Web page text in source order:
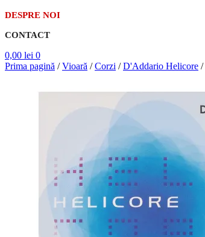
DESPRE NOI
CONTACT
0,00 lei 0
Prima pagină /Vioară /Corzi /D'Addario Helicore /